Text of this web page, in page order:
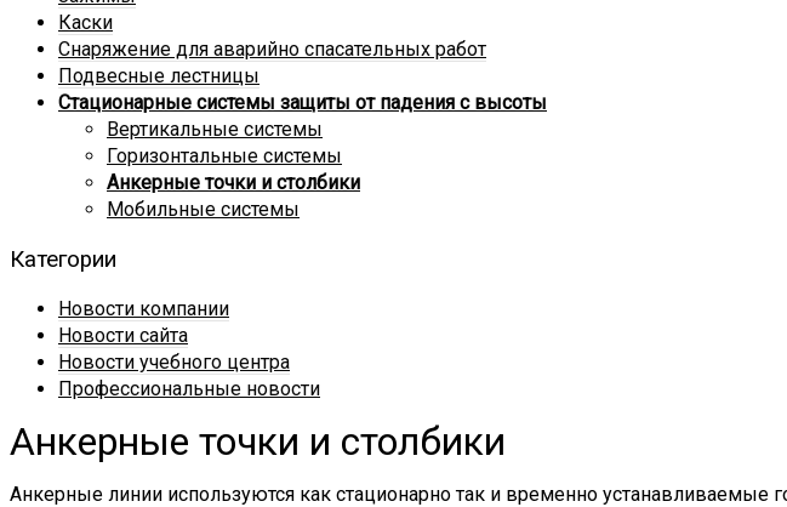
Каски
Снаряжение для аварийно спасательных работ
Подвесные лестницы
Стационарные системы защиты от падения с высоты
Вертикальные системы
Горизонтальные системы
Анкерные точки и столбики
Мобильные системы
Категории
Новости компании
Новости сайта
Новости учебного центра
Профессиональные новости
Анкерные точки и столбики
Анкерные линии используются как стационарно так и временно